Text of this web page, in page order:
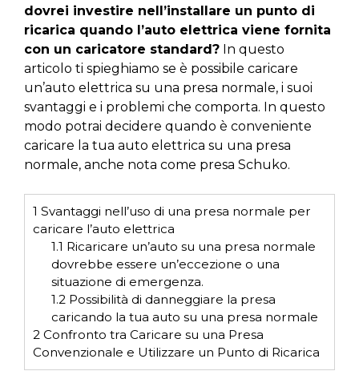
dovrei investire nell’installare un punto di
ricarica quando l’auto elettrica viene fornita
con un caricatore standard? In questo
articolo ti spieghiamo se è possibile caricare
un’auto elettrica su una presa normale, i suoi
svantaggi e i problemi che comporta. In questo
modo potrai decidere quando è conveniente
caricare la tua auto elettrica su una presa
normale, anche nota come presa Schuko.
1 Svantaggi nell’uso di una presa normale per
caricare l’auto elettrica
1.1 Ricaricare un’auto su una presa normale
dovrebbe essere un’eccezione o una
situazione di emergenza.
1.2Possibilità di danneggiare la presa
caricando la tua auto su una presa normale
2 Confronto tra Caricare su una Presa
Convenzionale e Utilizzare un Punto di Ricarica